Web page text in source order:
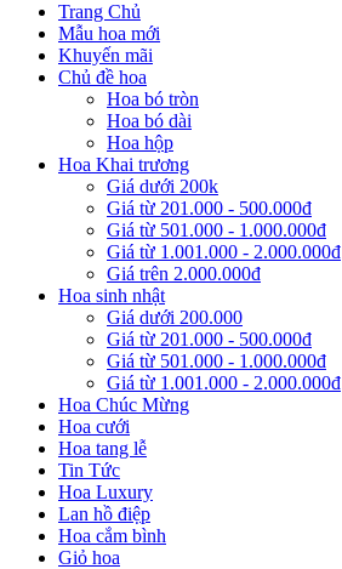
Trang Chủ
Mẫu hoa mới
Khuyến mãi
Chủ đề hoa
Hoa bó tròn
Hoa bó dài
Hoa hộp
Hoa Khai trương
Giá dưới 200k
Giá từ 201.000 - 500.000đ
Giá từ 501.000 - 1.000.000đ
Giá từ 1.001.000 - 2.000.000đ
Giá trên 2.000.000đ
Hoa sinh nhật
Giá dưới 200.000
Giá từ 201.000 - 500.000đ
Giá từ 501.000 - 1.000.000đ
Giá từ 1.001.000 - 2.000.000đ
Hoa Chúc Mừng
Hoa cưới
Hoa tang lễ
Tin Tức
Hoa Luxury
Lan hồ điệp
Hoa cắm bình
Giỏ hoa